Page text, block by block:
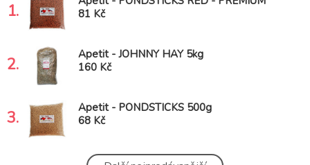
1.
500g
81 Kč
2.
Apetit - JOHNNY HAY 5kg
160 Kč
3.
Apetit - PONDSTICKS 500g
68 Kč
Apetit - MALÝ PAPOUŠEK 800g